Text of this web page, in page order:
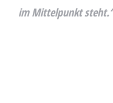
im Mittelpunkt